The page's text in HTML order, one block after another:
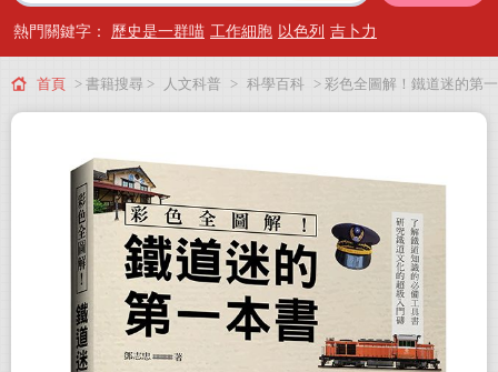
主題閱讀
出版專區
會員專屬
會員儲值方案
熱門關鍵字： 歷史是一群喵 工作細胞 以色列 吉卜力
首頁 > 書籍搜尋 > 人文科普 > 科學百科 > 彩色全圖解！鐵道迷的第一